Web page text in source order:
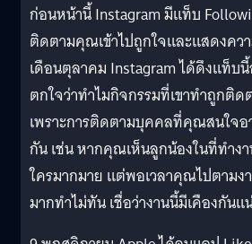
ก่อนหน้านี้ Instagram มีแท็บ
ติดตามคุณเข้าไปถูกใจและแสดงคว
เดือนตุลาคม Instagram ได้ดึงแท็บ
ตกใจว่าทำไมกิจกรรมที่เขาทำถูกติ
เพราะการติดตามบุคคลที่คุณสนใจอ
กัน เช่น หากคุณเห็นลูกน้องในที่ทำง
ใครมากมาย แต่พอเวลาคุณไปตามง
มากทำไม่ทัน เชื่อว่างานนี้มีเคืองกัน